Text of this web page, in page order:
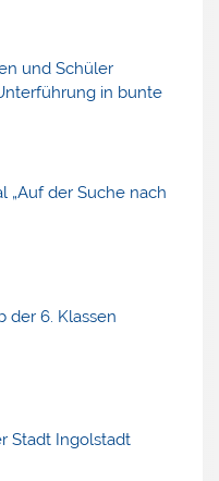
und Schüler
in bunte
„Auf der Suche nach
der 6. Klassen
Stadt Ingolstadt